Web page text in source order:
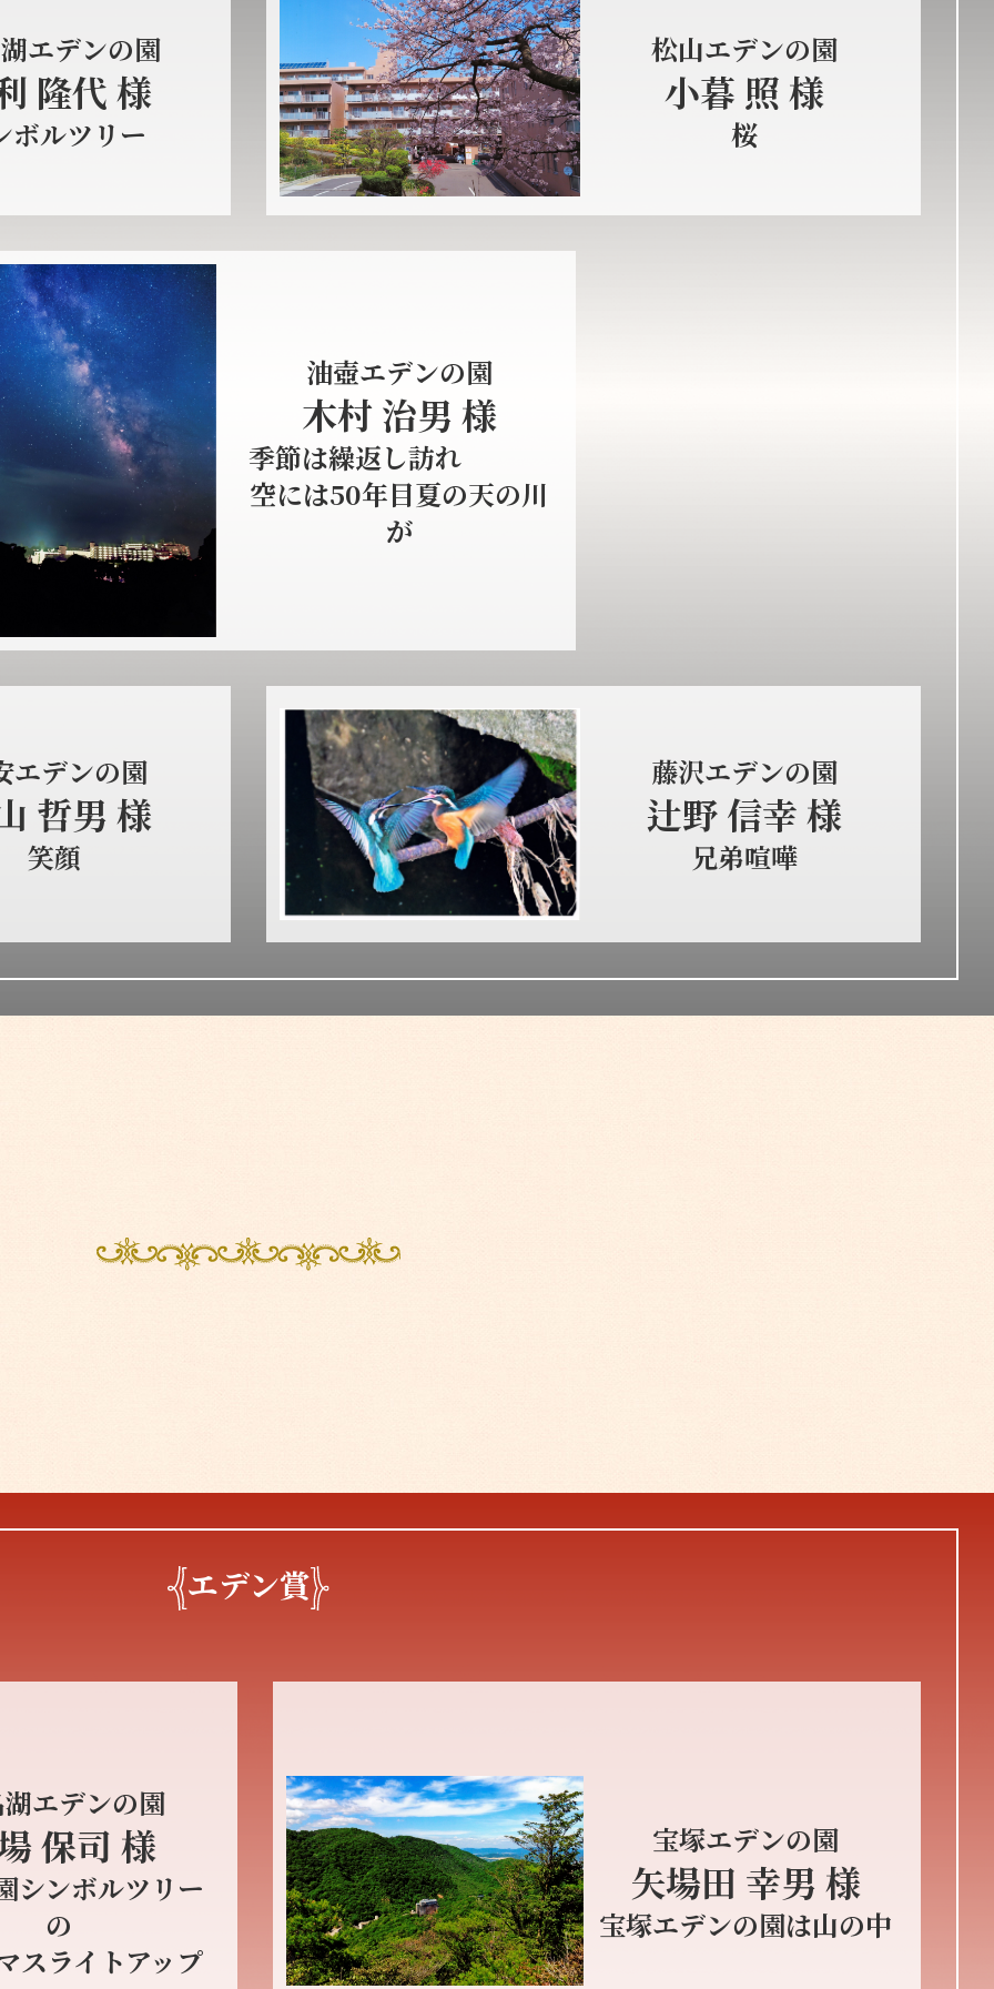
エデンの園
隆代 様
ボルツリー
松山エデンの園
小暮 照 様
桜
油壺エデンの園
木村 治男 様
季節は繰返し訪れ
空には50年目夏の天の川
が
エデンの園
哲男 様
笑顔
藤沢エデンの園
辻野 信幸 様
兄弟喧嘩
エデン賞
エデンの園
保司 様
シンボルツリー
の
スライトアップ
宝塚エデンの園
矢場田 幸男 様
宝塚エデンの園は山の中